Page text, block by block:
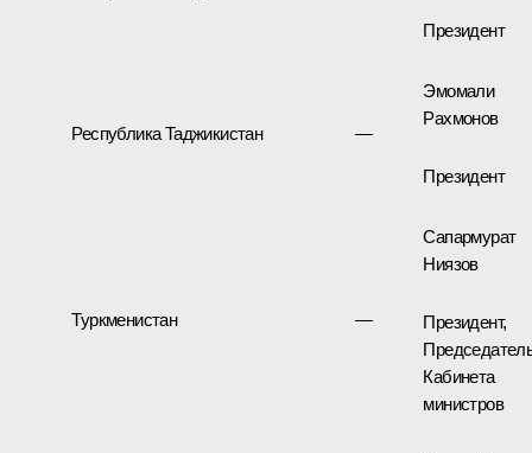
Президент
Республика Таджикистан —
Эмомали
Рахмонов
Президент
Туркменистан —
Сапармурат
Ниязов
Президент,
Кабинета
министров